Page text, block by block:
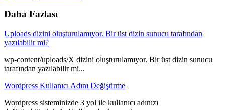
Daha Fazlası
Uploads dizini oluşturulamıyor. Bir üst dizin sunucu tarafından
yazılabilir mi?
wp-content/uploads/X dizini oluşturulamıyor. Bir üst dizin sunucu
tarafından yazılabilir mi...
Wordpress Kullanıcı Adını Değiştirme
Wordpress sisteminizde 3 yol ile kullanıcı adınızı